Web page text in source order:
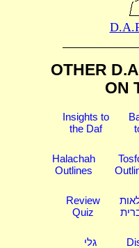
OTHER
ON
Insights to
the Daf
Halachah
Outlines
Review
Quiz
גלי